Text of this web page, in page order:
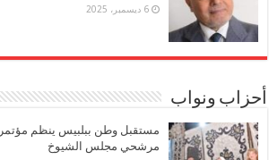
6 ديسمبر، 2025
أحزاب ونواب
مستقبل وطن ببلبيس ينظم
مرشحي مجلس الشيوخ